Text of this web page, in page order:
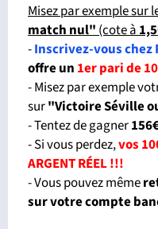
Misez par exemple sur
match nul"(cote à
-Inscrivez-vous chez
offre un 1er pari de
- Misez par exemple
sur"Victoire Séville
- Tentez de gagner
- Si vous perdez,vos
ARGENT RÉEL !!!
- Vous pouvez même
sur votre compte